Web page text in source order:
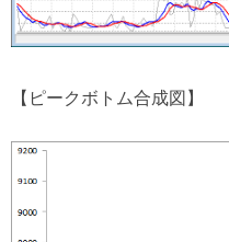
【ピークボトム合成図】